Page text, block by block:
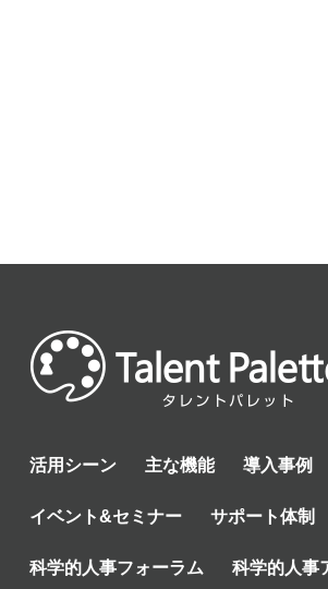
活用シーン 主な機能 導入事例
イベント&セミナー サポート体制
科学的人事フォーラム 科学的人事